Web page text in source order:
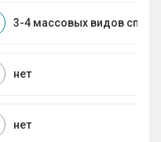
3-4 массовых видов
нет
нет